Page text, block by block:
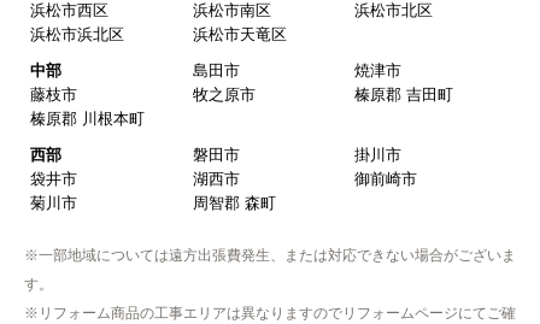
【注文商品】浄水器・整水器 【注文時
期】2025年07月頃（モバイルから）
【このショップを選んだ理由は？】
近隣で安く、評判が良かったため
【注文からどのくらいで届きましたか？】
取付工事の数日前に調整して届けてくれた
作業をされた方はスムーズで親切でした
浜松市西区
浜松市南区
浜松市北区
浜松市浜北区
浜松市天竜区
中部
島田市
焼津市
藤枝市
牧之原市
榛原郡 吉田町
榛原郡 川根本町
西部
磐田市
掛川市
袋井市
湖西市
御前崎市
菊川市
周智郡 森町
※一部地域については遠方出張費発生、または対応できない場合がございま
す。
※リフォーム商品の工事エリアは異なりますのでリフォームページにてご確